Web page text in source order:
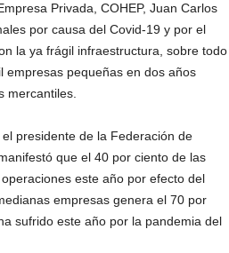
Privada, COHEP, Juan Carlos
por causa del Covid-19 y por el
la ya frágil infraestructura, sobre todo
empresas pequeñas en dos años
mercantiles.
presidente de la Federación de
que el 40 por ciento de las
este año por efecto del
empresas genera el 70 por
sufrido este año por la pandemia del